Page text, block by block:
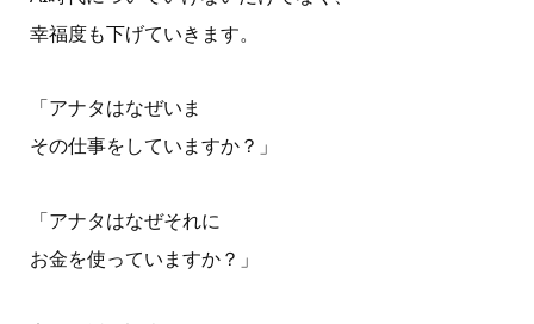
幸福度も下げていきます。
「アナタはなぜいま
その仕事をしていますか？」
「アナタはなぜそれに
お金を使っていますか？」